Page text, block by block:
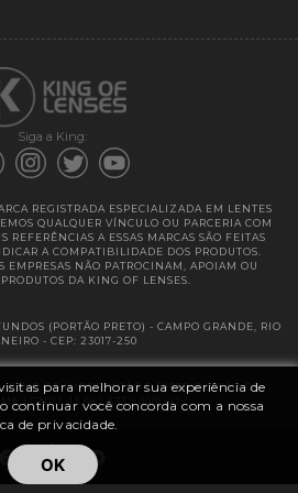
para melhorar sua experiência de
continuar você concorda com a nossa
de privacidade.
OK
Siga a King:
REGISTRADA ESPECIALIZADA EM LENTES
QUALQUER VÍNCULO OU PARCERIA COM
REFERÊNCIAS A ESSAS MARCAS SÃO FEITAS
A COMPATIBILIDADE DOS PRODUTOS.
EMPRESAS NÃO PATROCINAM, APOIAM OU
DA KING OF LENSES.
(PORTÃO PRETO) - CAMPO GRANDE, RIO
- CEP: 23017-250
KING OF IMPORTAÇÃO E DISTRIBUIÇÃO DE
ME | CNPJ: 13.682.533 / 0001-42